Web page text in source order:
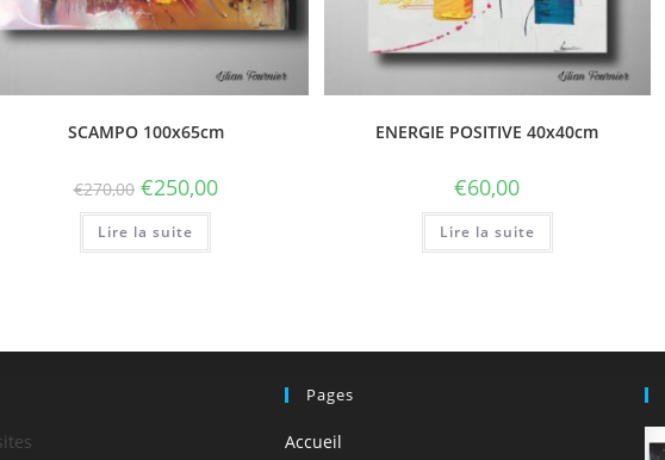
SCAMPO 100x65cm
€270,00 €250,00
Lire la suite
ENERGIE POSITIVE 40x40cm
€60,00
Lire la suite
Pages
Accueil